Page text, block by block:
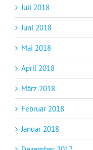
Juli 2018
Juni 2018
Mai 2018
April 2018
März 2018
Februar 2018
Januar 2018